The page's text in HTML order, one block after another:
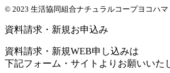
© 2023 生活協同組合ナチュラルコープヨコハマ
資料請求・新規お申込み
資料請求・新規WEB申し込みは
下記フォーム・サイトよりお願いいた